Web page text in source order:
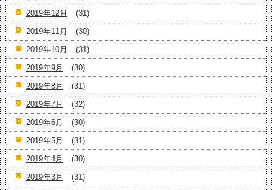
2019年12月
(31)
2019年11月
(30)
2019年10月
(31)
2019年9月
(30)
2019年8月
(31)
2019年7月
(32)
2019年6月
(30)
2019年5月
(31)
2019年4月
(30)
2019年3月
(31)